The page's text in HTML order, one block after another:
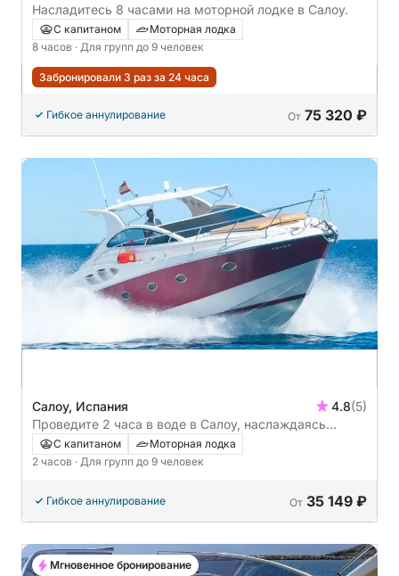
Насладитесь 8 часами на моторной лодке в Салоу.
С капитаном
Моторная лодка
8 часов · Для групп до 9 человек
Забронировали 3 раз за 24 часа
Гибкое аннулирование От 75 320 ₽
Салоу, Испания 4.8(5)
Проведите 2 часа в воде в Салоу, наслаждаясь
солнцем и кристально чистой водой.
С капитаном
Моторная лодка
2 часов · Для групп до 9 человек
Гибкое аннулирование От 35 149 ₽
Мгновенное бронирование